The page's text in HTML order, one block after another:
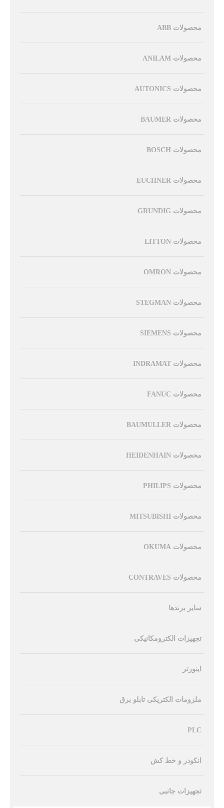
محصولات ABB
محصولات ANILAM
محصولات AUTONICS
محصولات BAUMER
محصولات BOSCH
محصولات EUCHNER
محصولات GRUNDIG
محصولات LITTON
محصولات OMRON
محصولات STEGMAN
محصولات SIEMENS
محصولات INDRAMAT
محصولات FANUC
محصولات BAUMULLER
محصولات HEIDENHAIN
محصولات PHILIPS
محصولات MITSUBISHI
محصولات OKUMA
محصولات CONTRAVES
سایر برندها
تجهیزات الکترومکانیکی
اینورتر
ملزومات الکتریکی تابلو برق
PLC
انکودر و خط کش
تجهیزات جانبی